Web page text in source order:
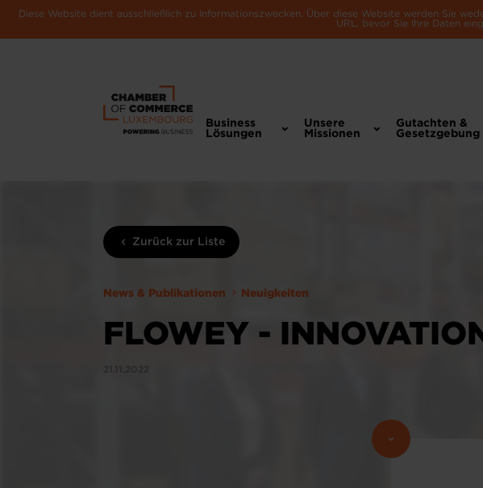
Diese Website dient ausschließlich zu Informationszwecken. Über diese Website werden Sie
URL, bevor Sie Ihre Daten
Business
Lösungen
Unsere
Missionen
Gutachten &
Gesetzgebung
Zurück zur Liste
News & Publikationen Neuigkeiten
FLOWEY -